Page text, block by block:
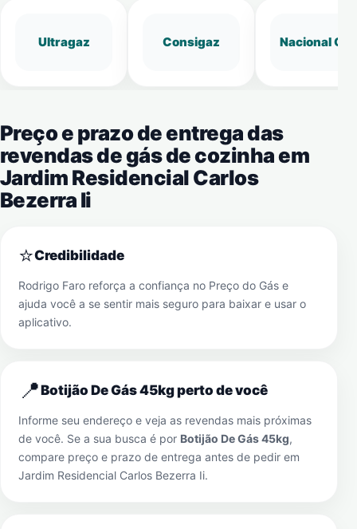
Ultragaz Consigaz Nacional Gás
Preço e prazo de entrega das
revendas de gás de cozinha em
Jardim Residencial Carlos
Bezerra Ii
⭐Credibilidade
Rodrigo Faro reforça a confiança no Preço do Gás e
ajuda você a se sentir mais seguro para baixar e usar o
aplicativo.
📍Botijão De Gás 45kg perto de você
Informe seu endereço e veja as revendas mais próximas
de você. Se a sua busca é por Botijão De Gás 45kg,
compare preço e prazo de entrega antes de pedir em
Jardim Residencial Carlos Bezerra Ii.